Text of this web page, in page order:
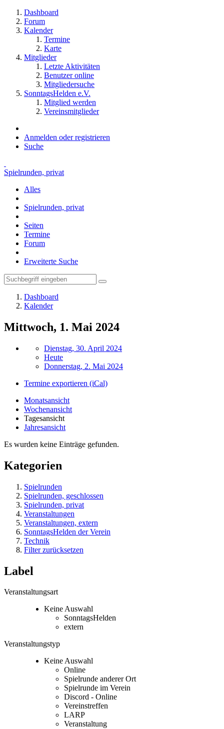
Dashboard
Forum
Kalender
Termine
Karte
Mitglieder
Letzte Aktivitäten
Benutzer online
Mitgliedersuche
SonntagsHelden e.V.
Mitglied werden
Vereinsmitglieder
Anmelden oder registrieren
Suche
Spielrunden, privat
Alles
Spielrunden, privat
Seiten
Termine
Forum
Erweiterte Suche
Dashboard
Kalender
Mittwoch, 1. Mai 2024
Dienstag, 30. April 2024
Heute
Donnerstag, 2. Mai 2024
Termine exportieren (iCal)
Monatsansicht
Wochenansicht
Tagesansicht
Jahresansicht
Es wurden keine Einträge gefunden.
Kategorien
Spielrunden
Spielrunden, geschlossen
Spielrunden, privat
Veranstaltungen
Veranstaltungen, extern
SonntagsHelden der Verein
Technik
Filter zurücksetzen
Label
Veranstaltungsart
Keine Auswahl
SonntagsHelden
extern
Veranstaltungstyp
Keine Auswahl
Online
Spielrunde anderer Ort
Spielrunde im Verein
Discord - Online
Vereinstreffen
LARP
Veranstaltung